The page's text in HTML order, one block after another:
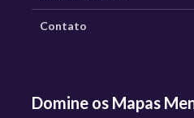
Contato
Domine os Mapas